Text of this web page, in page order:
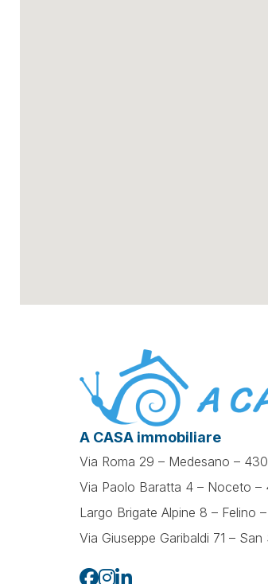
A CASA immobiliare
Via Roma 29 – Medesano –
Via Paolo Baratta 4 – Noceto –
Largo Brigate Alpine 8 – Felino
Via Giuseppe Garibaldi 71 – San